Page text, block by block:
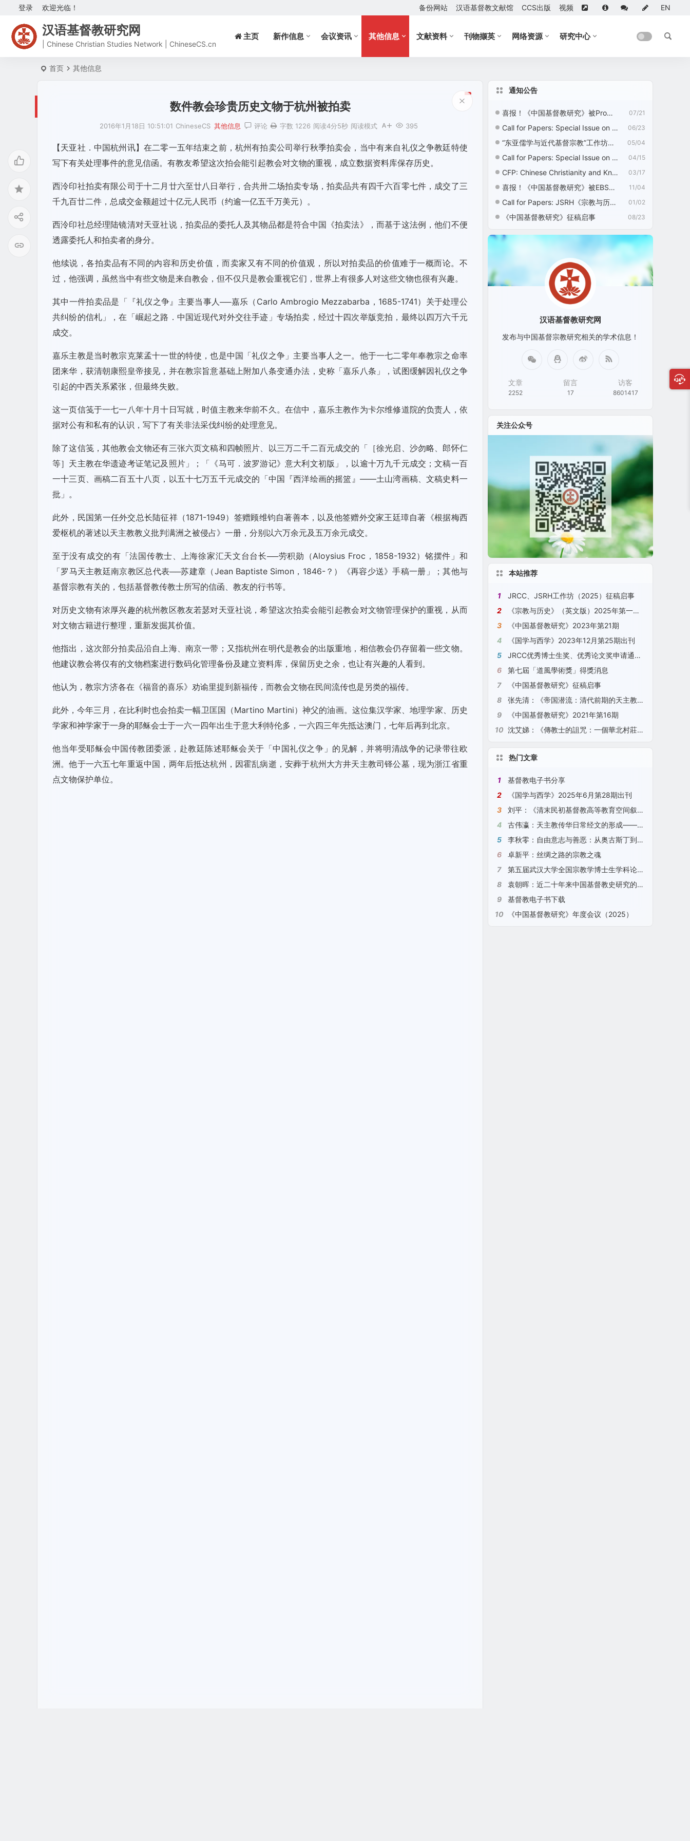
欢迎光临！
登录 备份网站 汉语基督教文献馆 CCS出版 视频 EN
汉语基督教研究网
| Chinese Christian Studies Network | ChineseCS.cn
主页 新作信息 会议资讯 其他信息 文献资料 刊物撷英 网络资源 研究中心
首页 其他信息
数件教会珍贵历史文物于杭州被拍卖
2016年1月18日 10:51:01 ChineseCS 其他信息 评论 395
字数 1226 阅读4分5秒 阅读模式
【天亚社．中国杭州讯】在二零一五年结束之前，杭州有拍卖公司举行秋季拍卖会，当中有来自礼仪之争教廷特使
写下有关处理事件的意见信函。有教友希望这次拍会能引起教会对文物的重视，成立数据资料库保存历史。
西泠印社拍卖有限公司于十二月廿六至廿八日举行，合共卅二场拍卖专场，拍卖品共有四千六百零七件，成交了三
千九百廿二件，总成交金额超过十亿元人民币（约逾一亿五千万美元）。
西泠印社总经理陆镜清对天亚社说，拍卖品的委托人及其物品都是符合中国《拍卖法》，而基于这法例，他们不便
透露委托人和拍卖者的身分。
他续说，各拍卖品有不同的内容和历史价值，而卖家又有不同的价值观，所以对拍卖品的价值难于一概而论。不
过，他强调，虽然当中有些文物是来自教会，但不仅只是教会重视它们，世界上有很多人对这些文物也很有兴趣。
其中一件拍卖品是「『礼仪之争』主要当事人──嘉乐（Carlo Ambrogio Mezzabarba，1685-1741）关于处理公
共纠纷的信札」，在「崛起之路．中国近现代对外交往手迹」专场拍卖，经过十四次举版竞拍，最终以四万六千元
成交。
嘉乐主教是当时教宗克莱孟十一世的特使，也是中国「礼仪之争」主要当事人之一。他于一七二零年奉教宗之命率
团来华，获清朝康熙皇帝接见，并在教宗旨意基础上附加八条变通办法，史称「嘉乐八条」，试图缓解因礼仪之争
引起的中西关系紧张，但最终失败。
这一页信笺于一七一八年十月十日写就，时值主教来华前不久。在信中，嘉乐主教作为卡尔维修道院的负责人，依
据对公有和私有的认识，写下了有关非法采伐纠纷的处理意见。
除了这信笺，其他教会文物还有三张六页文稿和四帧照片、以三万二千二百元成交的「［徐光启、沙勿略、郎怀仁
等］天主教在华遗迹考证笔记及照片」；「《马可．波罗游记》意大利文初版」，以逾十万九千元成交；文稿一百
一十三页、画稿二百五十八页，以五十七万五千元成交的「中国『西洋绘画的摇篮』——土山湾画稿、文稿史料一
批」。
此外，民国第一任外交总长陆征祥（1871-1949）签赠顾维钧自著善本，以及他签赠外交家王廷璋自著《根据梅西
爱枢机的著述以天主教教义批判满洲之被侵占》一册，分别以六万余元及五万余元成交。
至于没有成交的有「法国传教士、上海徐家汇天文台台长──劳积勋（Aloysius Froc，1858-1932）铭摆件」和
「罗马天主教廷南京教区总代表──苏建章（Jean Baptiste Simon，1846-？）《再容少送》手稿一册」；其他与
基督宗教有关的，包括基督教传教士所写的信函、教友的行书等。
对历史文物有浓厚兴趣的杭州教区教友若瑟对天亚社说，希望这次拍卖会能引起教会对文物管理保护的重视，从而
对文物古籍进行整理，重新发掘其价值。
他指出，这次部分拍卖品沿自上海、南京一带；又指杭州在明代是教会的出版重地，相信教会仍存留着一些文物。
他建议教会将仅有的文物档案进行数码化管理备份及建立资料库，保留历史之余，也让有兴趣的人看到。
他认为，教宗方济各在《福音的喜乐》劝谕里提到新福传，而教会文物在民间流传也是另类的福传。
此外，今年三月，在比利时也会拍卖一幅卫匡国（Martino Martini）神父的油画。这位集汉学家、地理学家、历史
学家和神学家于一身的耶稣会士于一六一四年出生于意大利特伦多，一六四三年先抵达澳门，七年后再到北京。
他当年受耶稣会中国传教团委派，赴教廷陈述耶稣会关于「中国礼仪之争」的见解，并将明清战争的记录带往欧
洲。他于一六五七年重返中国，两年后抵达杭州，因霍乱病逝，安葬于杭州大方井天主教司铎公墓，现为浙江省重
点文物保护单位。
通知公告
07/21
喜报！《中国基督教研究》被ProQuest收录
06/23
Call for Papers: Special Issue on “Nation Building, Nationalism, and Chinese Religions”
05/04
“东亚儒学与近代基督宗教”工作坊征稿启事
04/15
Call for Papers: Special Issue on “Ecotheology: Chinese Christian Perspectives”
03/17
CFP: Chinese Christianity and Knowledge Development—2nd Edition
11/04
喜报！《中国基督教研究》被EBSCO收录
01/02
Call for Papers: JSRH《宗教与历史》征稿启事
08/23
《中国基督教研究》征稿启事
汉语基督教研究网
发布与中国基督宗教研究相关的学术信息！
文章
2252
留言
17
访客
8601417
关注公众号
本站推荐
1
JRCC、JSRH工作坊（2025）征稿启事
2
《宗教与历史》（英文版）2025年第一期 No. 1, 2025, JSRH
3
《中国基督教研究》2023年第21期
4
《国学与西学》2023年12月第25期出刊
5
JRCC优秀博士生奖、优秀论文奖申请通知（2023）[2023年11月18日更新]
6
第七屆「道風學術獎」得獎消息
7
《中国基督教研究》征稿启事
8
张先清：《帝国潜流：清代前期的天主教、底层秩序与生活世界》（2021）
9
《中国基督教研究》2021年第16期
10 沈艾娣：《傳教士的詛咒：一個華北村莊的全球史》（2021）
热门文章
1
基督教电子书分享
2
《国学与西学》2025年6月第28期出刊
3
刘平：《清末民初基督教高等教育空间叙事研究》（2025）
4
古伟瀛：天主教传华日常经文的形成——以“圣号经”、“天主经”、“圣母经”为例（2024）
5
李秋零：自由意志与善恶：从奥古斯丁到康德
6
卓新平：丝绸之路的宗教之魂
7
第五届武汉大学全国宗教学博士生学科论坛征文通知
8
袁朝晖：近二十年来中国基督教史研究的观察与探索（2024）
9
基督教电子书下载
10
《中国基督教研究》年度会议（2025）